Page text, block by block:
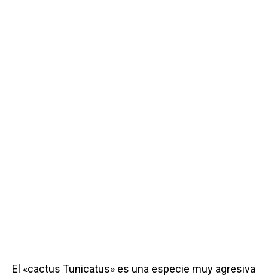
El «cactus Tunicatus» es una especie muy agresiva